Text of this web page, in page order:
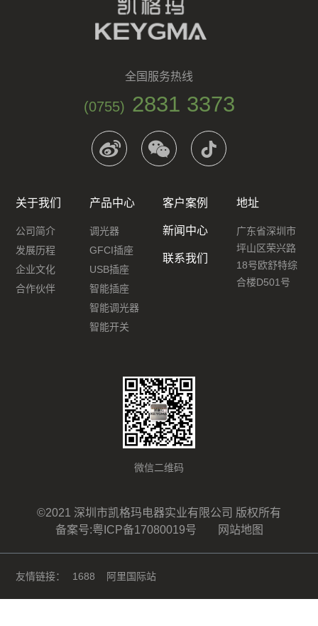
全国服务热线
(0755) 2831 3373
关于我们
公司简介
发展历程
企业文化
合作伙伴
产品中心
调光器
GFCI插座
USB插座
智能插座
智能调光器
智能开关
客户案例
新闻中心
联系我们
地址
广东省深圳市
坪山区荣兴路
18号欧舒特综
合楼D501号
微信二维码
©2021 深圳市凯格玛电器实业有限公司 版权所有
备案号:粤ICP备17080019号
网站地图
友情链接： 1688 阿里国际站